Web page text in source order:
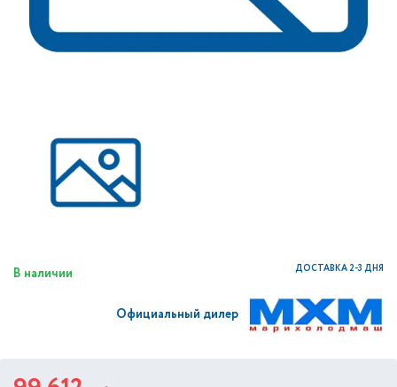
В наличии ДОСТАВКА 2-3 ДНЯ
Официальный дилер